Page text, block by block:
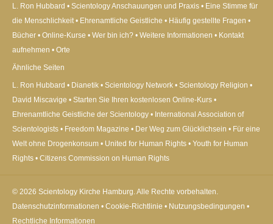
L. Ron Hubbard Scientology Anschauungen und Praxis
Eine Stimme für
die Menschlichkeit
Ehrenamtliche Geistliche
Häufig gestellte Fragen
Bücher
Online-Kurse Wer bin ich? Weitere Informationen
Kontakt
aufnehmen
Orte
Ähnliche Seiten
L. Ron Hubbard Dianetik Scientology Network
Scientology Religion
David Miscavige
Starten Sie Ihren kostenlosen Online-Kurs
Ehrenamtliche Geistliche der Scientology
International Association of
Scientologists
Freedom Magazine Der Weg zum Glücklichsein
Für eine
Welt ohne Drogenkonsum
United for Human Rights
Youth for Human
Rights
Citizens Commission on Human Rights
© 2026 Scientology Kirche Hamburg.Alle Rechte vorbehalten.
Datenschutzinformationen • Cookie-Richtlinie • Nutzungsbedingungen •
Rechtliche Informationen